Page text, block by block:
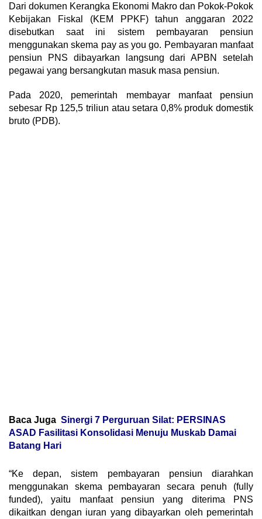
Dari dokumen Kerangka Ekonomi Makro dan Pokok-Pokok
Kebijakan Fiskal (KEM PPKF) tahun anggaran 2022
disebutkan saat ini sistem pembayaran pensiun
menggunakan skema pay as you go. Pembayaran manfaat
pensiun PNS dibayarkan langsung dari APBN setelah
pegawai yang bersangkutan masuk masa pensiun.
Pada 2020, pemerintah membayar manfaat pensiun
sebesar Rp 125,5 triliun atau setara 0,8% produk domestik
bruto (PDB).
Baca Juga Sinergi 7 Perguruan Silat: PERSINAS
ASAD Fasilitasi Konsolidasi Menuju Muskab Damai
Batang Hari
“Ke depan, sistem pembayaran pensiun diarahkan
menggunakan skema pembayaran secara penuh (fully
funded), yaitu manfaat pensiun yang diterima PNS
dikaitkan dengan iuran yang dibayarkan oleh pemerintah